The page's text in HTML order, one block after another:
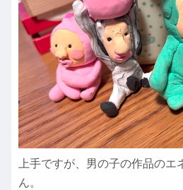
上手ですが、男の子の作品の
ん。